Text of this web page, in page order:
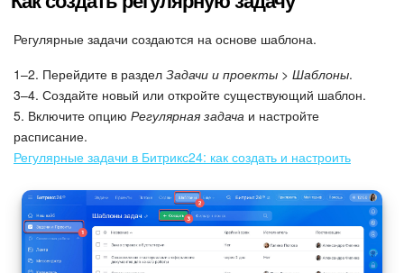
Регулярные задачи создаются на основе шаблона.
1–2. Перейдите в раздел Задачи и проекты > Шаблоны.
3–4. Создайте новый или откройте существующий шаблон.
5. Включите опцию Регулярная задача и настройте
расписание.
Регулярные задачи в Битрикс24: как создать и настроить